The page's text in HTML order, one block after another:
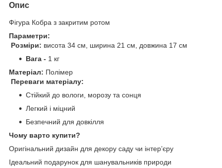
Опис
Фігура Кобра з закритим ротом
Параметри:
Розміри: висота 34 см, ширина 21 см, довжина 17 см
Вага - 1 кг
Матеріал: Полімер
Переваги матеріалу:
Стійкий до вологи, морозу та сонця
Легкий і міцний
Безпечний для довкілля
Чому варто купити?
Оригінальний дизайн для декору саду чи інтер’єру
Ідеальний подарунок для шанувальників природи